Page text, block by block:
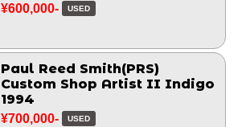
¥600,000- USED
Paul Reed Smith(PRS)
Custom Shop Artist II Indigo
1994
¥700,000- USED